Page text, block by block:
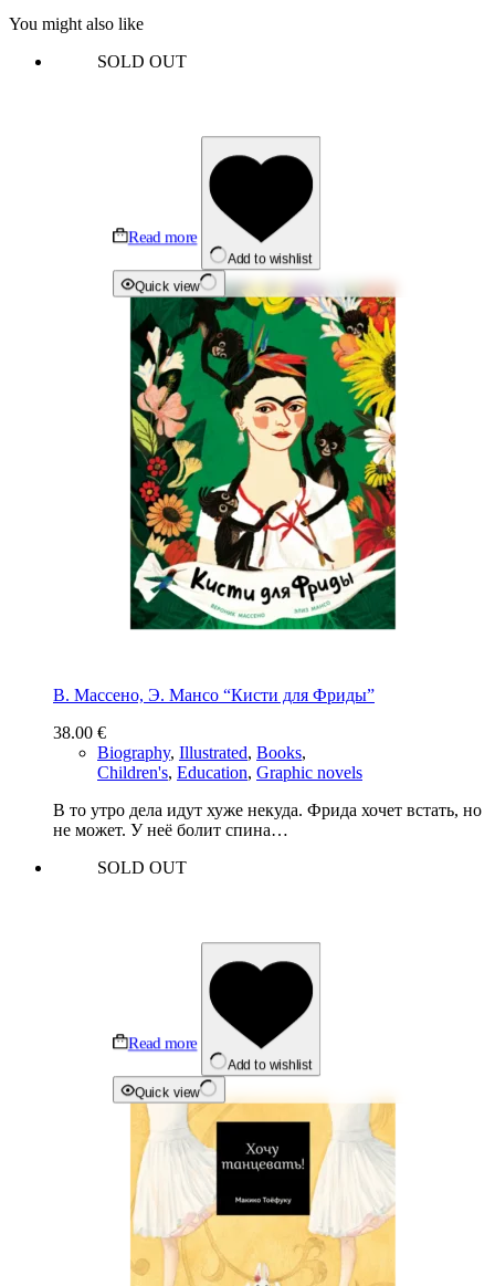
You might also like
SOLD OUT
Read more
Add to wishlist
Quick view
В. Массено, Э. Мансо “Кисти для Фриды”
38.00 €
Biography, Illustrated, Books,
Children's, Education, Graphic novels
В то утро дела идут хуже некуда. Фрида хочет встать, но
не может. У неё болит спина…
SOLD OUT
Read more
Add to wishlist
Quick view